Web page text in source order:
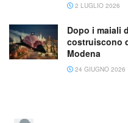
2 LUGLIO 2026
Dopo i maiali
costruiscono
Modena
24 GIUGNO 2026